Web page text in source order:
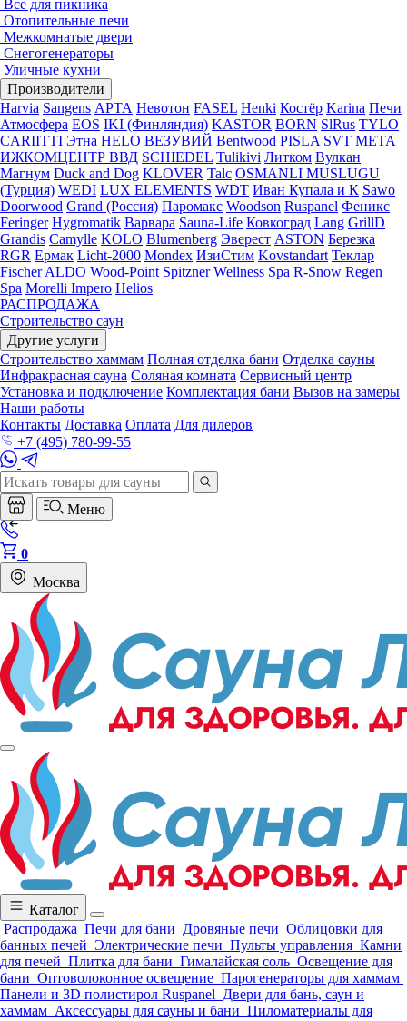
Все для пикника
Отопительные печи
Межкомнатые двери
Снегогенераторы
Уличные кухни
Производители
Harvia Sangens АРТА Невотон FASEL Henki Костёр Karina Печи
Атмосфера EOS IKI (Финляндия) KASTOR BORN SlRus TYLO
CARIITTI Этна HELO ВЕЗУВИЙ Bentwood PISLA SVT МЕТА
ИЖКОМЦЕНТР ВВД SCHIEDEL Tulikivi Литком Вулкан
Магнум Duck and Dog KLOVER Talc OSMANLI MUSLUGU
(Турция) WEDI LUX ELEMENTS WDT Иван Купала и К Sawo
Doorwood Grand (Россия) Паромакс Woodson Ruspanel Феникс
Feringer Hygromatik Варвара Sauna-Life Ковкоград Lang GrillD
Grandis Camylle KOLO Blumenberg Эверест ASTON Березка
RGR Ермак Licht-2000 Mondex ИзиСтим Kovstandart Теклар
Fischer ALDO Wood-Point Spitzner Wellness Spa R-Snow Regen
Spa Morelli Impero Helios
РАСПРОДАЖА
Строительство саун
Другие услуги
Строительство хаммам Полная отделка бани Отделка сауны
Инфракрасная сауна Соляная комната Сервисный центр
Установка и подключение Комплектация бани Вызов на замеры
Наши работы
Контакты Доставка Оплата Для дилеров
+7 (495) 780-99-55
Меню
0
Москва
Каталог
Распродажа Печи для бани Дровяные печи Облицовки для
банных печей Электрические печи Пульты управления Камни
для печей Плитка для бани Гималайская соль Освещение для
бани Оптоволоконное освещение Парогенераторы для хаммам
Панели и 3D полистирол Ruspanel Двери для бань, саун и
хаммам Аксессуары для сауны и бани Пиломатериалы для